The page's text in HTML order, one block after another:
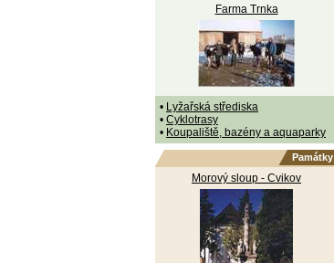
Farma Trnka
• Lyžařská střediska
• Cyklotrasy
• Koupaliště, bazény a aquaparky
Památky
Morový sloup - Cvikov